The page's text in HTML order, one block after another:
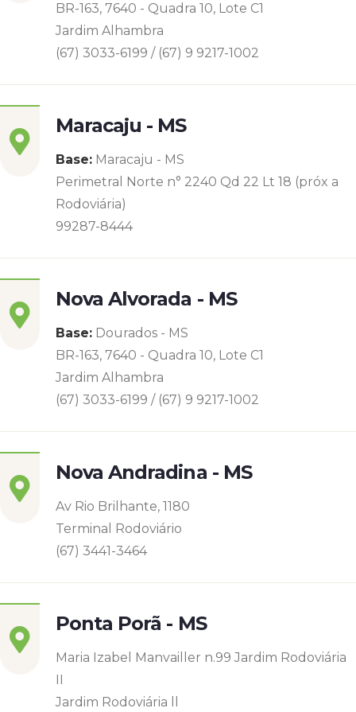
BR-163, 7640 - Quadra 10, Lote C1
Jardim Alhambra
(67) 3033-6199 / (67) 9 9217-1002
Maracaju - MS
Base: Maracaju - MS
Perimetral Norte n° 2240 Qd 22 Lt 18 (próx a
Rodoviária)
99287-8444
Nova Alvorada - MS
Base: Dourados - MS
BR-163, 7640 - Quadra 10, Lote C1
Jardim Alhambra
(67) 3033-6199 / (67) 9 9217-1002
Nova Andradina - MS
Av Rio Brilhante, 1180
Terminal Rodoviário
(67) 3441-3464
Ponta Porã - MS
Maria Izabel Manvailler n.99 Jardim Rodoviária
II
Jardim Rodoviária ll